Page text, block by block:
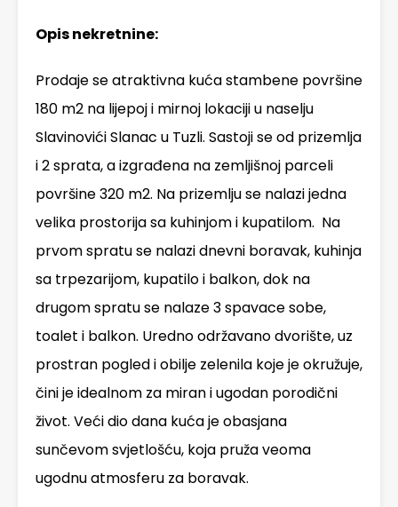
Opis nekretnine:
Prodaje se atraktivna kuća stambene površine
180 m2 na lijepoj i mirnoj lokaciji u naselju
Slavinovići Slanac u Tuzli. Sastoji se od prizemlja
i 2 sprata, a izgrađena na zemljišnoj parceli
površine 320 m2. Na prizemlju se nalazi jedna
velika prostorija sa kuhinjom i kupatilom. Na
prvom spratu se nalazi dnevni boravak, kuhinja
sa trpezarijom, kupatilo i balkon, dok na
drugom spratu se nalaze 3 spavace sobe,
toalet i balkon. Uredno održavano dvorište, uz
prostran pogled i obilje zelenila koje je okružuje,
čini je idealnom za miran i ugodan porodični
život. Veći dio dana kuća je obasjana
sunčevom svjetlošću, koja pruža veoma
ugodnu atmosferu za boravak.